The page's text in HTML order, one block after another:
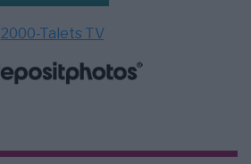
2000-Talets TV